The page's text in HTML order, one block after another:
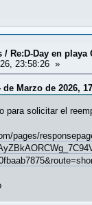
/Re:D-Day en playa
23:58:26 »
Marzo de 2026,
para solicitar el
pages/